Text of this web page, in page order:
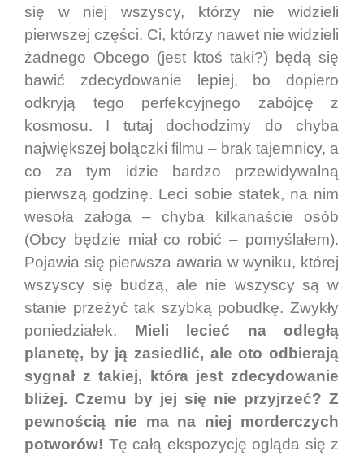
się w niej wszyscy, którzy nie widzieli
pierwszej części. Ci, którzy nawet nie widzieli
żadnego Obcego (jest ktoś taki?) będą się
bawić zdecydowanie lepiej, bo dopiero
odkryją tego perfekcyjnego zabójcę z
kosmosu. I tutaj dochodzimy do chyba
największej bolączki filmu – brak tajemnicy, a
co za tym idzie bardzo przewidywalną
pierwszą godzinę. Leci sobie statek, na nim
wesoła załoga – chyba kilkanaście osób
(Obcy będzie miał co robić – pomyślałem).
Pojawia się pierwsza awaria w wyniku, której
wszyscy się budzą, ale nie wszyscy są w
stanie przeżyć tak szybką pobudkę. Zwykły
poniedziałek. Mieli lecieć na odległą
planetę, by ją zasiedlić, ale oto odbierają
sygnał z takiej, która jest zdecydowanie
bliżej. Czemu by jej się nie przyjrzeć? Z
pewnością nie ma na niej morderczych
potworów! Tę całą ekspozycję ogląda się z